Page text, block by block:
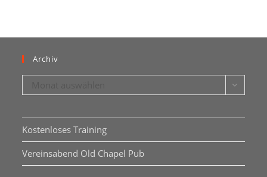
Archiv
Kostenloses Training
Vereinsabend Old Chapel Pub